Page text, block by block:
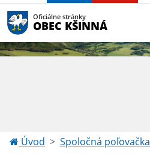
Oficiálne stránky
OBEC KŠINNÁ
Úvod Spoločná poľovačka